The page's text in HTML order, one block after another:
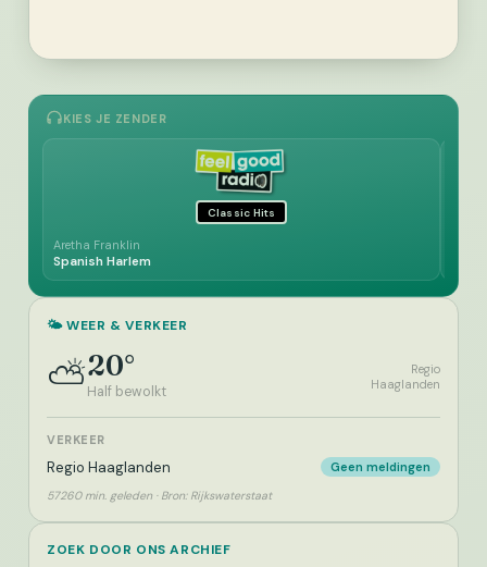
KIES JE ZENDER
Classic Hits
Aretha Franklin
Spanish Harlem
🌤️ WEER & VERKEER
⛅20°
Half bewolkt
Regio
Haaglanden
VERKEER
Regio Haaglanden Geen meldingen
57260 min. geleden · Bron: Rijkswaterstaat
ZOEK DOOR ONS ARCHIEF